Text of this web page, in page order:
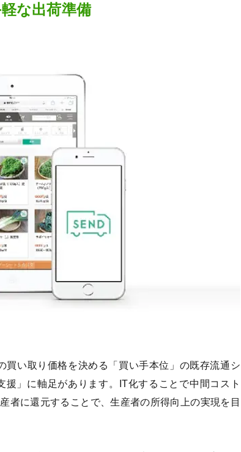
な出荷準備
買い取り価格を決める「買い手本位」の既存流通シ
」に軸足があります。IT化することで中間コスト
者に還元することで、生産者の所得向上の実現を目